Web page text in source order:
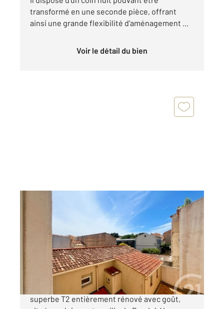
transformé en une seconde pièce, offrant
ainsi une grande flexibilité d'aménagement ...
Voir le détail du bien
BANDOL 83
, 2 pièces
Appartement à vendre
220 000 €
Nouveauté Century 21 ! Venez découvrir ce
superbe T2 entièrement rénové avec goût,